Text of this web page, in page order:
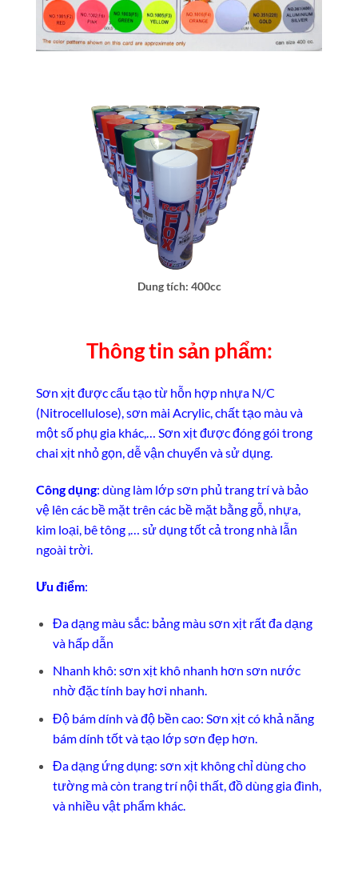
Dung tích: 400cc
Thông tin sản phẩm:
Sơn xịt được cấu tạo từ hỗn hợp nhựa N/C
(Nitrocellulose), sơn mài Acrylic, chất tạo màu và
một số phụ gia khác,… Sơn xịt được đóng gói trong
chai xịt nhỏ gọn, dễ vận chuyển và sử dụng.
Công dụng: dùng làm lớp sơn phủ trang trí và bảo
vệ lên các bề mặt trên các bề mặt bằng gỗ, nhựa,
kim loại, bê tông ,… sử dụng tốt cả trong nhà lẫn
ngoài trời.
Ưu điểm:
Đa dạng màu sắc: bảng màu sơn xịt rất đa dạng
và hấp dẫn
Nhanh khô: sơn xịt khô nhanh hơn sơn nước
nhờ đặc tính bay hơi nhanh.
Độ bám dính và độ bền cao: Sơn xịt có khả năng
bám dính tốt và tạo lớp sơn đẹp hơn.
Đa dạng ứng dụng: sơn xịt không chỉ dùng cho
tường mà còn trang trí nội thất, đồ dùng gia đình,
và nhiều vật phẩm khác.